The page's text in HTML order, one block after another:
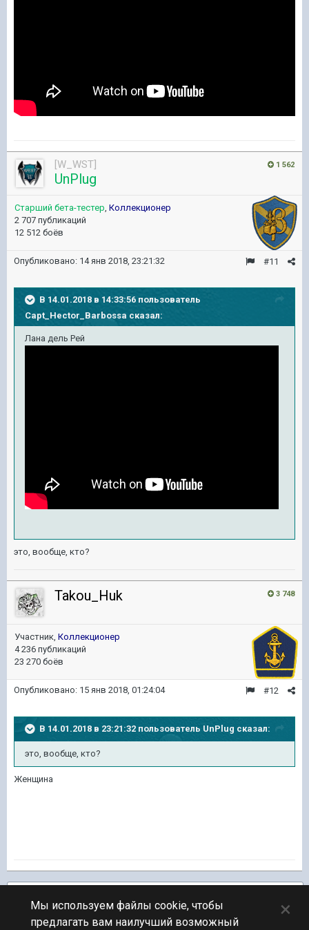
1 562
[W_WST]
UnPlug
Старший бета-тестер, Коллекционер
2 707 публикаций
12 512 боёв
#11
Опубликовано: 14 янв 2018, 23:21:32
В 14.01.2018 в 14:33:56 пользователь
Capt_Hector_Barbossa сказал:
Лана дель Рей
это, вообще, кто?
3 748
Takou_Huk
Участник, Коллекционер
4 236 публикаций
23 270 боёв
#12
Опубликовано: 15 янв 2018, 01:24:04
В 14.01.2018 в 23:21:32 пользователь UnPlug сказал:
это, вообще, кто?
Женщина
Мы используем файлы cookie, чтобы
предлагать вам наилучший возможный
×